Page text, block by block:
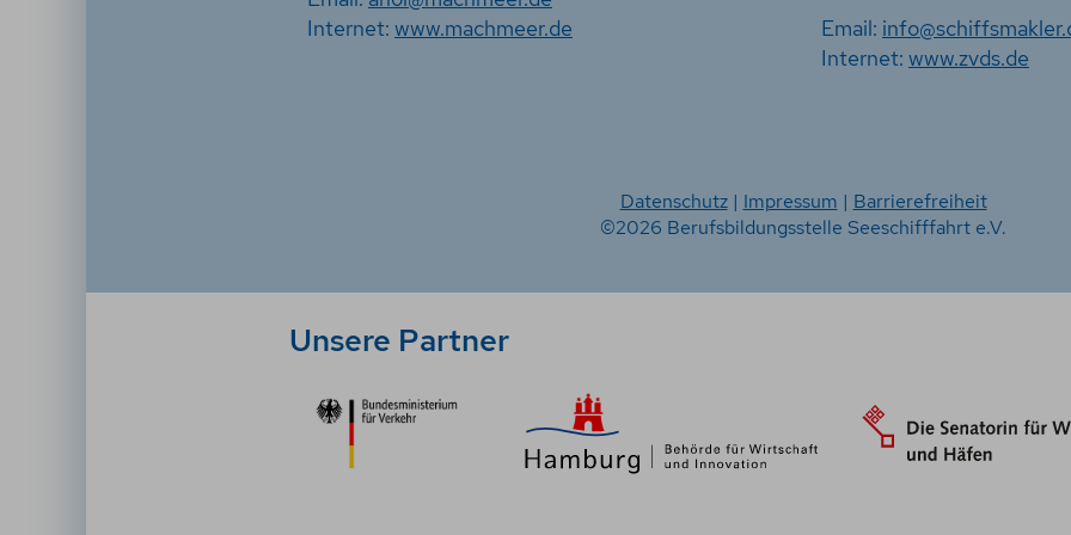
Internet: www.machmeer.de Email:
Internet: www.zvds.de
Datenschutz| Impressum | Barrierefreiheit
©2026 Berufsbildungsstelle Seeschifffahrt e.V.
Unsere Partner